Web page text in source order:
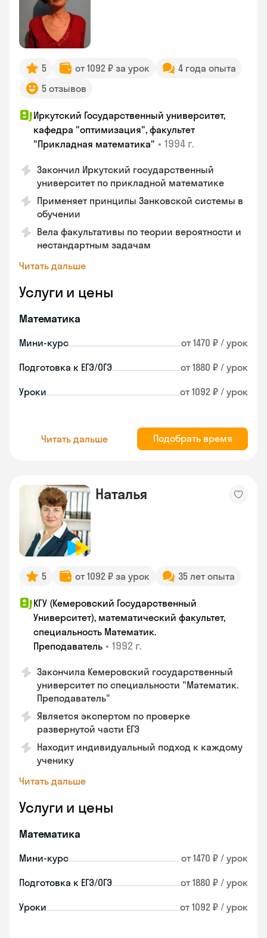
5 от 1092 ₽ за урок
4 года опыта
5 отзывов
Иркутский Государственный университет,
кафедра "оптимизация", факультет
"Прикладная математика" • 1994 г.
Закончил Иркутский государственный
университет по прикладной математике
Применяет принципы Занковской системы в
обучении
Вела факультативы по теории вероятности и
нестандартным задачам
Читать дальше
Услуги и цены
Математика
Мини-курс от 1470 ₽ / урок
Подготовка к ЕГЭ/ОГЭ от 1880 ₽ / урок
Уроки от 1092 ₽ / урок
Читать дальше Подобрать время
Наталья
5 от 1092 ₽ за урок 35 лет опыта
КГУ (Кемеровский Государственный
Университет), математический факультет,
специальность Математик.
Преподаватель • 1992 г.
Закончила Кемеровский государственный
университет по специальности "Математик.
Преподаватель"
Является экспертом по проверке
развернутой части ЕГЭ
Находит индивидуальный подход к каждому
ученику
Читать дальше
Услуги и цены
Математика
Мини-курс от 1470 ₽ / урок
Подготовка к ЕГЭ/ОГЭ от 1880 ₽ / урок
Уроки от 1092 ₽ / урок